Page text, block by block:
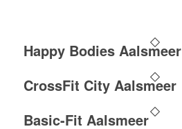
Happy Bodies Aalsmeer
CrossFit City Aalsmeer
Basic-Fit Aalsmeer